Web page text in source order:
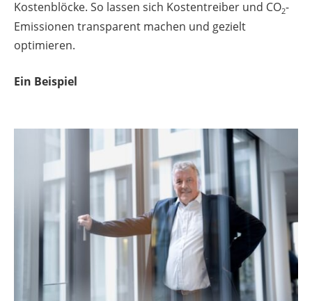
Kostenblöcke. So lassen sich Kostentreiber und CO2-
Emissionen transparent machen und gezielt
optimieren.
Ein Beispiel